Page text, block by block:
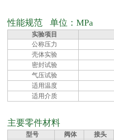
性能规范 单位：MPa
实验项目
公称压力
壳体实验
密封试验
气压试验
适用温度
适用介质
主要零件材料
型号 阀体 接头